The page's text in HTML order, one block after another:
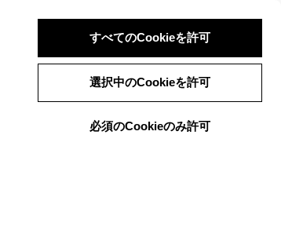
すべてのCookieを許可
選択中のCookieを許可
必須のCookieのみ許可
ログイン 検索 メニュー